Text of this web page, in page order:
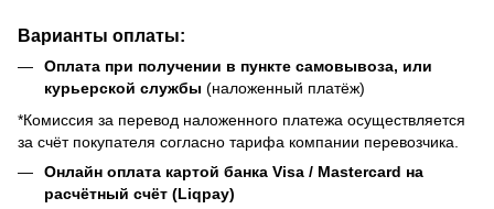
Варианты оплаты:
Оплата при получении в пункте самовывоза, или
курьерской службы (наложенный платёж)
*Комиссия за перевод наложенного платежа осуществляется
за счёт покупателя согласно тарифа компании перевозчика.
Онлайн оплата картой банка Visa / Mastercard на
расчётный счёт (Liqpay)